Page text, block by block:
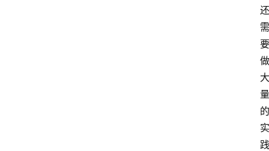
还
需
要
做
大
量
的
实
践